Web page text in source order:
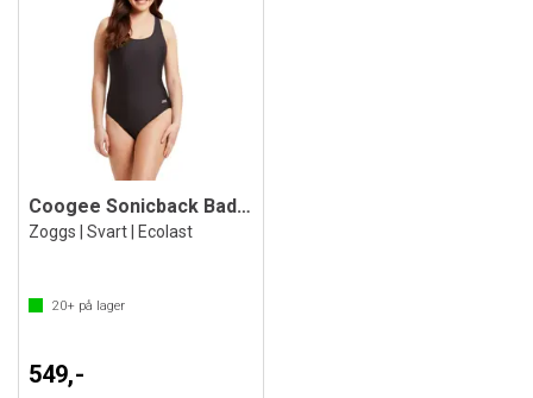
Coogee Sonicback Badedrakt
Zoggs | Svart | Ecolast
20+ på lager
549,-